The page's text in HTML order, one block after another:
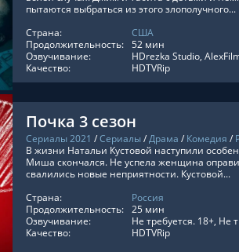
пытаются выбраться из этого злополучного...
Страна:
США
Продолжительность: 52 мин
Озвучивание:
Качество:
HDTVRip
Почка 3 сезон
Сериалы 2021 /Сериалы/Драма / Комедия /
В жизни Натальи Кустовой наступили
Миша скончался. Не успела женщина
свалились новые неприятности. Кустовой...
Страна:
Россия
Продолжительность: 25 мин
Озвучивание:
Не требуется. 18+, Не
Качество:
HDTVRip